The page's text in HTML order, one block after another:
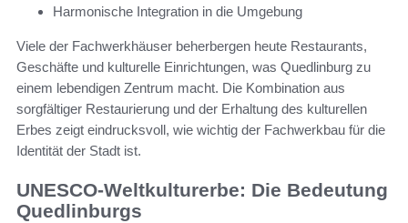
Harmonische Integration in die Umgebung
Viele der Fachwerkhäuser beherbergen heute Restaurants,
Geschäfte und kulturelle Einrichtungen, was Quedlinburg zu
einem lebendigen Zentrum macht. Die Kombination aus
sorgfältiger Restaurierung und der Erhaltung des kulturellen
Erbes zeigt eindrucksvoll, wie wichtig der Fachwerkbau für die
Identität der Stadt ist.
UNESCO-Weltkulturerbe: Die Bedeutung
Quedlinburgs